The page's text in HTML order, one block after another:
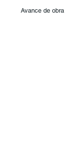
Avance de obra